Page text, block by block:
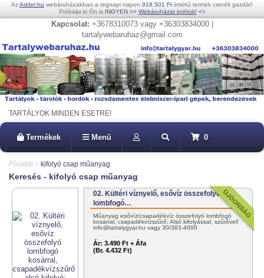
AzAddel.hu webáruházakban a tegnapi napon 918.501 Ft értékű termék cserélt gazdát!
Próbálja ki Ön is INGYEN >> Webáruházat indítok! <<
Kapcsolat: +3678310073 vagy +36303834000 |
tartalywebaruhaz@gmail.com
TARTÁLYOK MINDEN ESETRE!
Termékek Menü 0
Főoldal > kifolyó csap műanyag
Keresés - kifolyó csap műanyag
02. Kültéri víznyelő, esővíz összefolyó
lombfogó…
Műanyag esővíz/csapadékvíz összefolyó lombfogó
kosárral, csapadékvízszűrő; Alsó kifolyással, szűrővel!
info@tartalygyar.hu vagy 30/383-4000
Ár: 3.490 Ft + Áfa
(Br. 4.432 Ft)